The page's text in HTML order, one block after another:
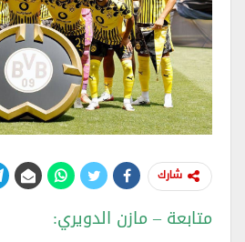
شارك
متابعة – مازن الدويري: